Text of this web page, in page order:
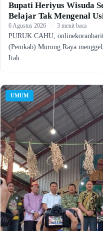
Bupati Heriyus Wisuda
Belajar Tak Mengenal
6 Agustus 2026 · 3 menit baca
PURUK CAHU,
(Pemkab) Murung Raya
Itah…
UMUM